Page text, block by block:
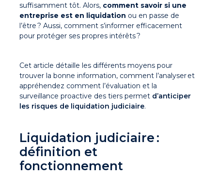
suffisamment tôt. Alors, comment savoir si une
entreprise est en liquidation ou en passe de
l’être ? Aussi, comment s’informer efficacement
pour protéger ses propres intérêts ?
Cet article détaille les différents moyens pour
trouver la bonne information, comment l’analyser et
appréhendez comment l’évaluation et la
surveillance proactive des tiers permet d’anticiper
les risques de liquidation judiciaire.
Liquidation judiciaire :
définition et
fonctionnement